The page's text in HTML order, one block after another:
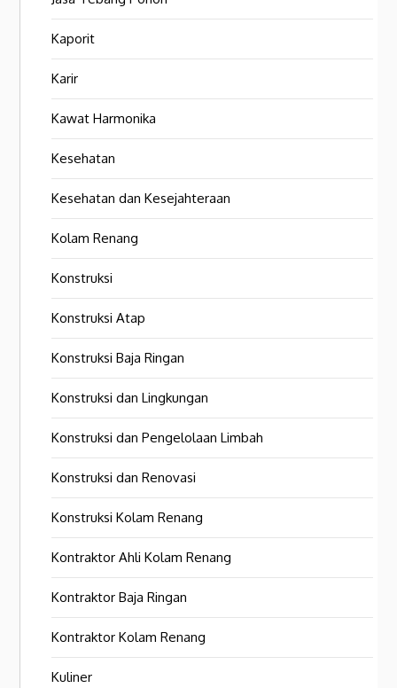
Kaporit
Karir
Kawat Harmonika
Kesehatan
Kesehatan dan Kesejahteraan
Kolam Renang
Konstruksi
Konstruksi Atap
Konstruksi Baja Ringan
Konstruksi dan Lingkungan
Konstruksi dan Pengelolaan Limbah
Konstruksi dan Renovasi
Konstruksi Kolam Renang
Kontraktor Ahli Kolam Renang
Kontraktor Baja Ringan
Kontraktor Kolam Renang
Kuliner